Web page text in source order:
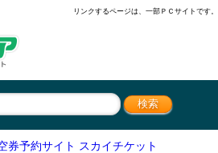
リンクするページは、一部ＰＣサイトです。
券予約サイト スカイチケット